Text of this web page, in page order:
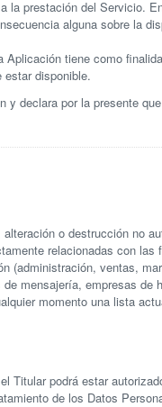
la prestación del Servicio.
alguna sobre la
tiene como
disponible.
declara por la presente
o destrucción no
relacionadas con las
(administración, ventas,
mensajería, empresas de
momento una lista
Titular podrá estar
de los Datos